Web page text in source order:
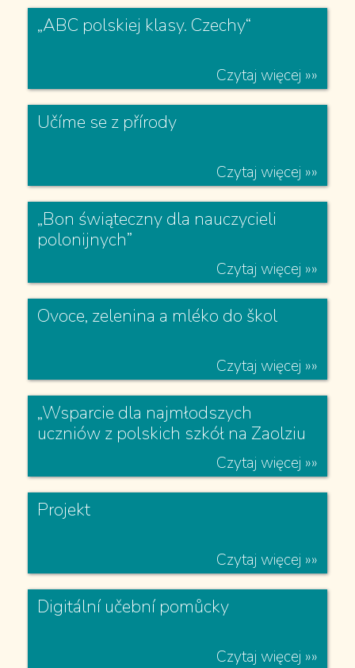
przedszkolaków na Zaolziu w
Czechach 2025”
„ABC polskiej klasy. Czechy“
Czytaj więcej »»
Učíme se z přírody
Czytaj więcej »»
„Bon świąteczny dla nauczycieli
polonijnych”
Czytaj więcej »»
Ovoce, zelenina a mléko do škol
Czytaj więcej »»
„Wsparcie dla najmłodszych
Czytaj więcej »»
Projekt
Czytaj więcej »»
Czytaj więcej »»